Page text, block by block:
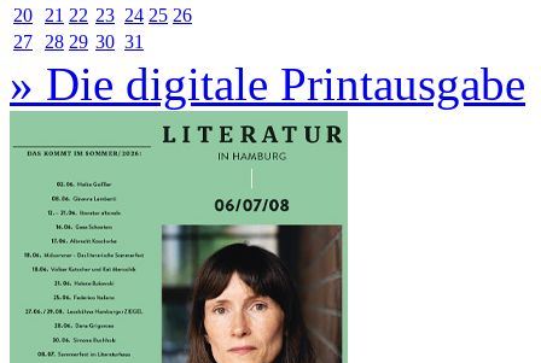
20
21 22 23 24 25 26
27
28 29 30 31
» Die digitale Printausgabe